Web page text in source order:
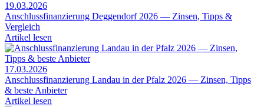
19.03.2026
Anschlussfinanzierung Deggendorf 2026 — Zinsen, Tipps &
Vergleich
Artikel lesen
17.03.2026
Anschlussfinanzierung Landau in der Pfalz 2026 — Zinsen, Tipps
& beste Anbieter
Artikel lesen